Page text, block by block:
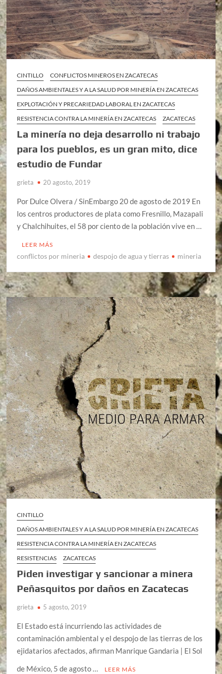
CINTILLO
CONFLICTOS MINEROS EN ZACATECAS
DAÑOS AMBIENTALES Y A LA SALUD POR MINERÍA EN ZACATECAS
EXPLOTACIÓN Y PRECARIEDAD LABORAL EN ZACATECAS
RESISTENCIA CONTRA LA MINERÍA EN ZACATECAS
ZACATECAS
La minería no deja desarrollo ni trabajo
para los pueblos, es un gran mito, dice
estudio de Fundar
grieta 20 agosto, 2019
Por Dulce Olvera / SinEmbargo 20 de agosto de 2019 En
los centros productores de plata como Fresnillo, Mazapali
y Chalchihuites, el 58 por ciento de la población vive en …
LEER MÁS
conflictos por mineria despojo de agua y tierras mineria
CINTILLO
DAÑOS AMBIENTALES Y A LA SALUD POR MINERÍA EN ZACATECAS
RESISTENCIA CONTRA LA MINERÍA EN ZACATECAS
RESISTENCIAS
ZACATECAS
Piden investigar y sancionar a minera
Peñasquitos por daños en Zacatecas
grieta 5 agosto, 2019
El Estado está incurriendo las actividades de
contaminación ambiental y el despojo de las tierras de los
ejidatarios afectados, afirman Manrique Gandaria | El Sol
de México, 5 de agosto …
LEER MÁS